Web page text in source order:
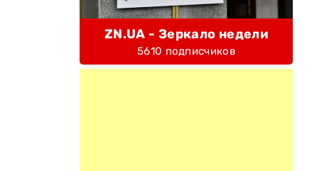
ZN.UA - Зеркало недели
5610 подписчиков